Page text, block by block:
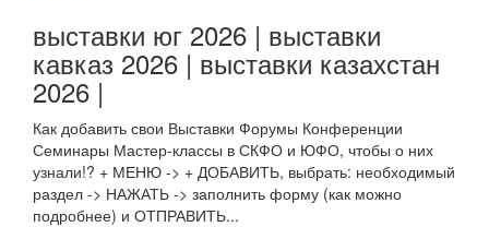
выставки юг 2026 | выставки
кавказ 2026 | выставки казахстан
2026 |
Как добавить свои Выставки Форумы Конференции
Семинары Мастер-классы в СКФО и ЮФО, чтобы о них
узнали!? + МЕНЮ -> + ДОБАВИТЬ, выбрать: необходимый
раздел -> НАЖАТЬ -> заполнить форму (как можно
подробнее) и ОТПРАВИТЬ...